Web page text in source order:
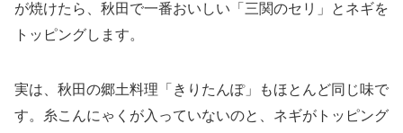
が焼けたら、秋田で一番おいしい「三関のセリ」とネギを
トッピングします。
実は、秋田の郷土料理「きりたんぽ」もほとんど同じ味で
す。糸こんにゃくが入っていないのと、ネギがトッピング